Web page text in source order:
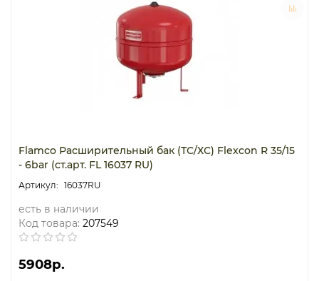
Flamco Расширительный бак (ТС/ХС) Flexcon R 35/15
- 6bar (ст.арт. FL 16037 RU)
16037RU
есть в наличии
Код товара: 207549
5908р.